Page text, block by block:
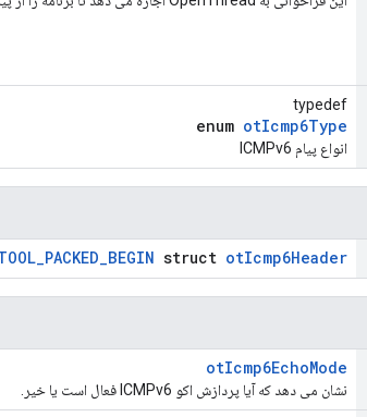
typedef
enum otIcmp6Type
انواع پیام ICMPv6
struct otIcmp6Header
otIcmp6EchoMode
نشان می دهد که آیا پردازش اکو ICMPv6 فعال است یا خیر.